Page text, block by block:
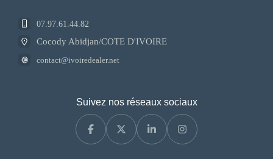
07.97.61.44.82
Cocody Abidjan/COTE D'IVOIRE
contact@ivoiredealer.net
Suivez nos réseaux sociaux